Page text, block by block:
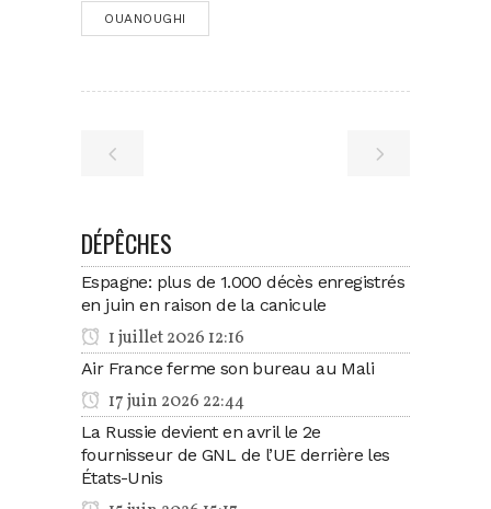
OUANOUGHI
DÉPÊCHES
Espagne: plus de 1.000 décès enregistrés
en juin en raison de la canicule
1 juillet 2026 12:16
Air France ferme son bureau au Mali
17 juin 2026 22:44
La Russie devient en avril le 2e
fournisseur de GNL de l’UE derrière les
États-Unis